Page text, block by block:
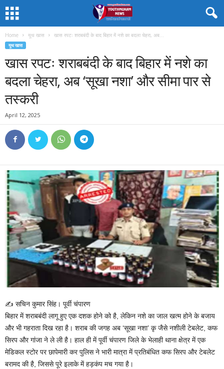
Home यूथ खास खास रपटः शराबबंदी के बाद बिहार में नशे का बदला चेहरा, अब...
यूथ खास
खास रपटः शराबबंदी के बाद बिहार में नशे का
बदला चेहरा, अब ‘सूखा नशा’ और सीमा पार से
तस्करी
April 12, 2025
✍ सचिन कुमार सिंह। पूर्वी चंपारण
बिहार में शराबबंदी लागू हुए एक दशक होने को है, लेकिन नशे का जाल खत्म होने के बजाय
और भी गहराता दिख रहा है। शराब की जगह अब ‘सूखा नशा’ कृ जैसे नशीली टेबलेट, कफ
सिरप और गांजा ने ले ली है। हाल ही में पूर्वी चंपारण जिले के भेलाही थाना क्षेत्र में एक
मेडिकल स्टोर पर छापेमारी कर पुलिस ने भारी मात्रा में प्रतिबंधित कफ सिरप और टेबलेट
बरामद की है, जिससे पूरे इलाके में हड़कंप मच गया है।